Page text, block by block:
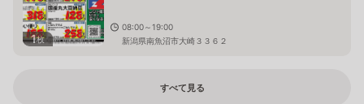
1枚
08:00～19:00
新潟県南魚沼市大崎３３６２
すべて見る